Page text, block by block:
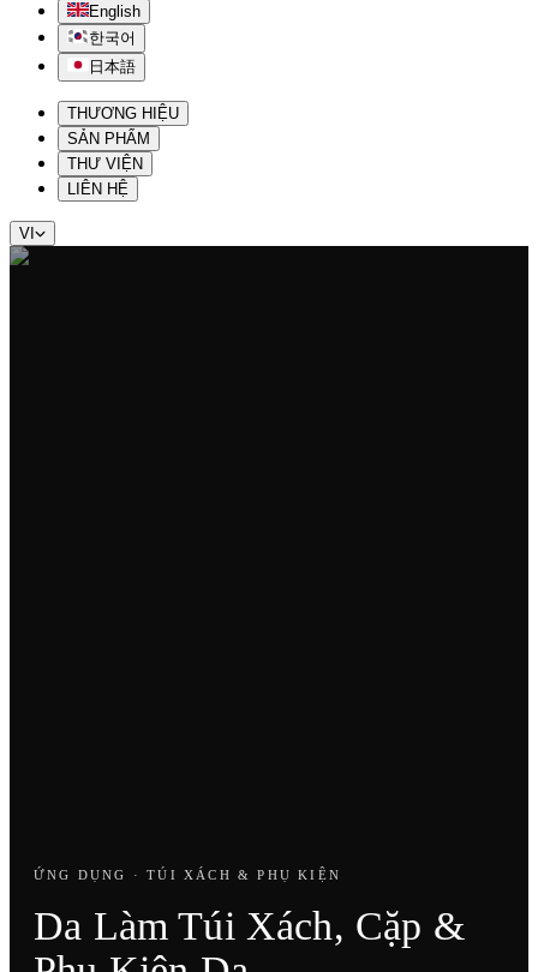
English
한국어
日本語
THƯƠNG HIỆU
SẢN PHẨM
THƯ VIỆN
LIÊN HỆ
VI
ỨNG DỤNG · TÚI XÁCH & PHỤ KIỆN
Da Làm Túi Xách, Cặp &